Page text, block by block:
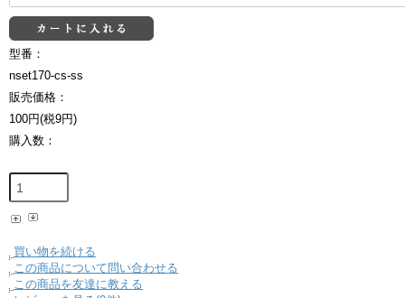
型番：
nset170-cs-ss
販売価格：
100円(税9円)
購入数：
買い物を続ける
この商品について問い合わせる
この商品を友達に教える